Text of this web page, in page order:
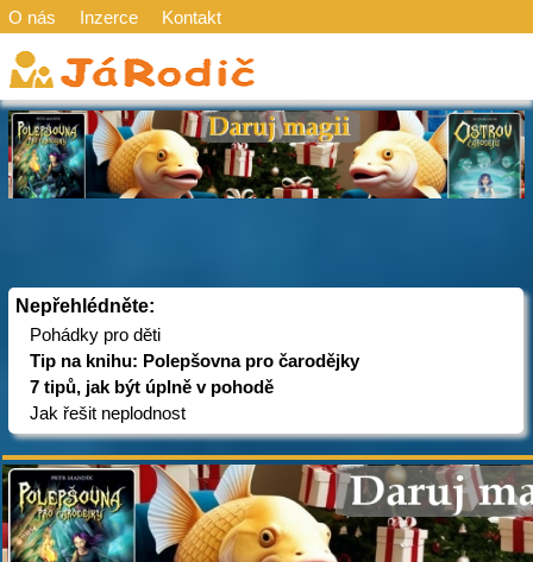
O nás Inzerce Kontakt
Nepřehlédněte:
Pohádky pro děti
Tip na knihu: Polepšovna pro čarodějky
7 tipů, jak být úplně v pohodě
Jak řešit neplodnost